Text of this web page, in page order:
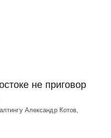
не приговор
Александр Котов,